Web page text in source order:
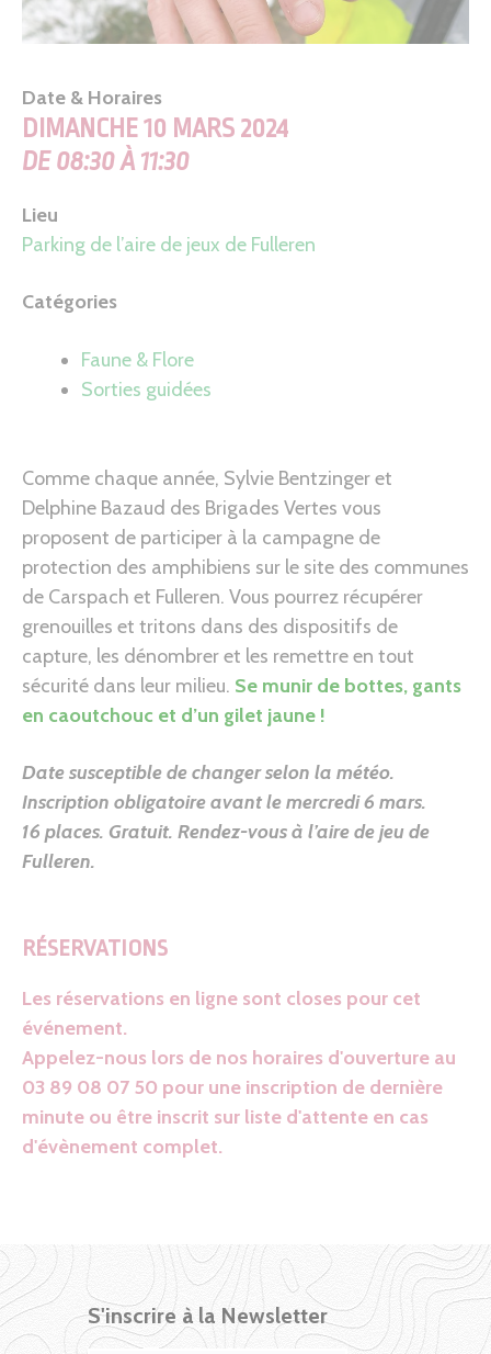
Date & Horaires
DIMANCHE 10 MARS 2024
DE 08:30 À 11:30
Lieu
Parking de l’aire de jeux de Fulleren
Catégories
Faune & Flore
Sorties guidées
Comme chaque année, Sylvie Bentzinger et
Delphine Bazaud des Brigades Vertes vous
proposent de participer à la campagne de
protection des amphibiens sur le site des communes
de Carspach et Fulleren. Vous pourrez récupérer
grenouilles et tritons dans des dispositifs de
capture, les dénombrer et les remettre en tout
sécurité dans leur milieu. Se munir de bottes, gants
en caoutchouc et d’un gilet jaune !
Date susceptible de changer selon la météo.
Inscription obligatoire avant le mercredi 6 mars.
16 places. Gratuit. Rendez-vous à l’aire de jeu de
Fulleren.
RÉSERVATIONS
Les réservations en ligne sont closes pour cet
événement.
Appelez-nous lors de nos horaires d'ouverture au
03 89 08 07 50 pour une inscription de dernière
minute ou être inscrit sur liste d'attente en cas
d'évènement complet.
S'inscrire à la Newsletter